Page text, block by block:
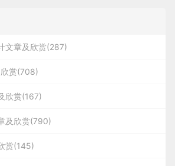
文章及欣赏(287)
赏(708)
欣赏(167)
及欣赏(790)
赏(145)